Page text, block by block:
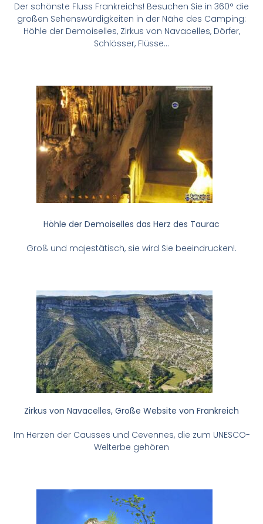
Der schönste Fluss Frankreichs! Besuchen Sie in 360° die
großen Sehenswürdigkeiten in der Nähe des Camping:
Höhle der Demoiselles, Zirkus von Navacelles, Dörfer,
Schlösser, Flüsse…
Höhle der Demoiselles das Herz des Taurac
Groß und majestätisch, sie wird Sie beeindrucken!.
Zirkus von Navacelles, Große Website von Frankreich
Im Herzen der Causses und Cevennes, die zum UNESCO-
Welterbe gehören